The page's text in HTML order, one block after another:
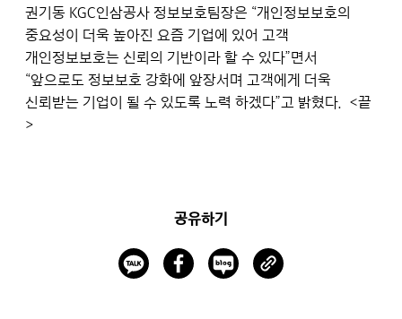
권기동 KGC인삼공사 정보보호팀장은 “개인정보보호의
중요성이 더욱 높아진 요즘 기업에 있어 고객
개인정보보호는 신뢰의 기반이라 할 수 있다”면서
“앞으로도 정보보호 강화에 앞장서며 고객에게 더욱
신뢰받는 기업이 될 수 있도록 노력 하겠다”고 밝혔다. <끝
>
공유하기